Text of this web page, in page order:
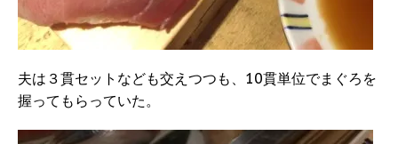
夫は３貫セットなども交えつつも、10貫単位でまぐろを
握ってもらっていた。